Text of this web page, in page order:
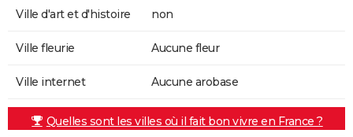
Ville d'art et d'histoire non
Ville fleurie Aucune fleur
Ville internet Aucune arobase
Quelles sont les villes où il fait bon vivre en France ?